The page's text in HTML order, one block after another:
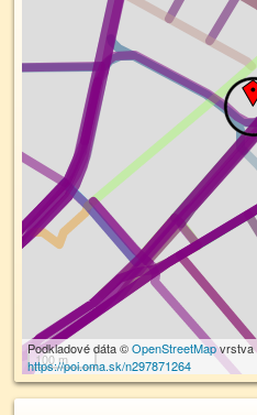
100 m
Podkladové dáta ©OpenStreetMapvrstva
https://poi.oma.sk/n297871264